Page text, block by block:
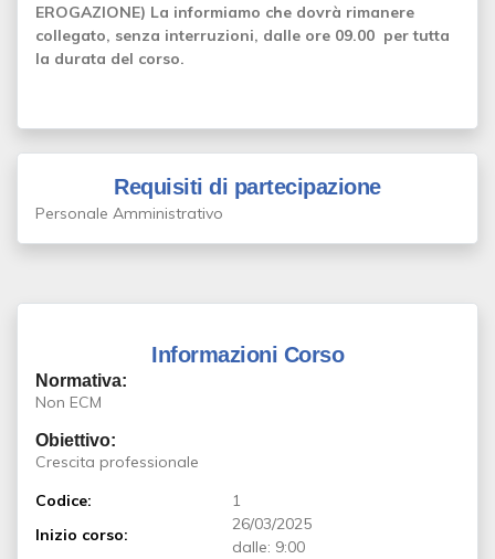
EROGAZIONE) La informiamo che dovrà rimanere
collegato, senza interruzioni, dalle ore 09.00 per tutta
la durata del corso.
Requisiti di partecipazione
Personale Amministrativo
Informazioni Corso
Normativa:
Non ECM
Obiettivo:
Crescita professionale
Codice:
1
Inizio corso:
26/03/2025
dalle: 9:00